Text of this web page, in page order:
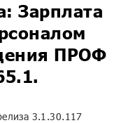
Зарплата
ПРОФ
3.1.30.117